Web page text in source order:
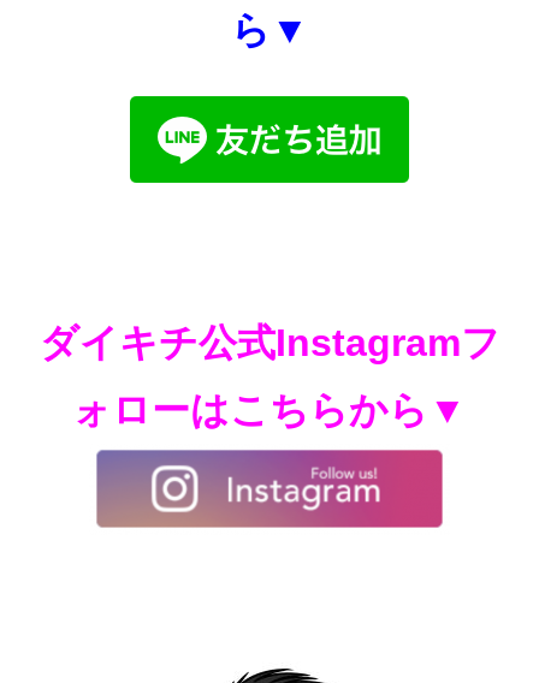
ら▼
ダイキチ公式Instagramフ
ォローはこちらから▼